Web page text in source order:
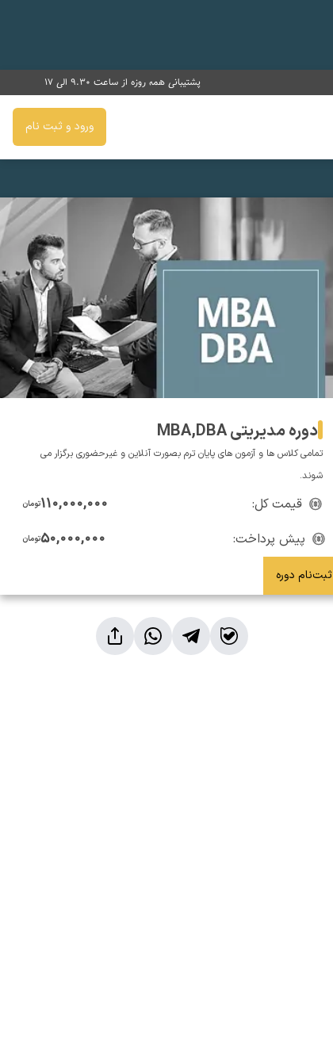
پشتیبانی همه روزه از ساعت 9.30 الی 17
ورود و ثبت نام
دوره مدیریتی MBA,DBA
تمامی کلاس ها و آزمون های پایان ترم بصورت آنلاین و غیرحضوری برگزار می
شوند.
قیمت کل: 110,000,000تومان
پیش پرداخت: 50,000,000تومان
ثبت‌نام دوره